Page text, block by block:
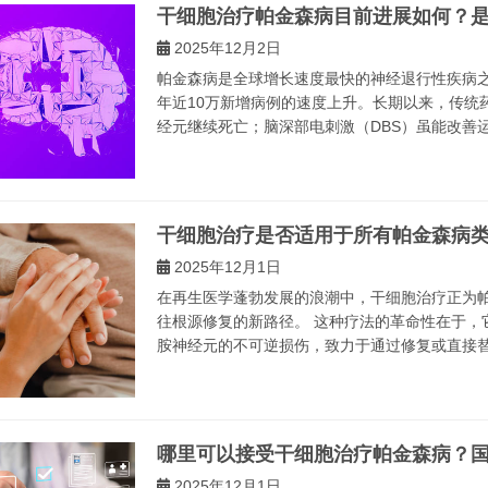
干细胞治疗帕金森病目前进展如何？
2025年12月2日
帕金森病是全球增长速度最快的神经退行性疾病
年近10万新增病例的速度上升。长期以来，传
经元继续死亡；脑深部电刺激（DBS）虽能改善
干细胞治疗是否适用于所有帕金森病
2025年12月1日
在再生医学蓬勃发展的浪潮中，干细胞治疗正为
往根源修复的新路径。 这种疗法的革命性在于
胺神经元的不可逆损伤，致力于通过修复或直接
哪里可以接受干细胞治疗帕金森病？